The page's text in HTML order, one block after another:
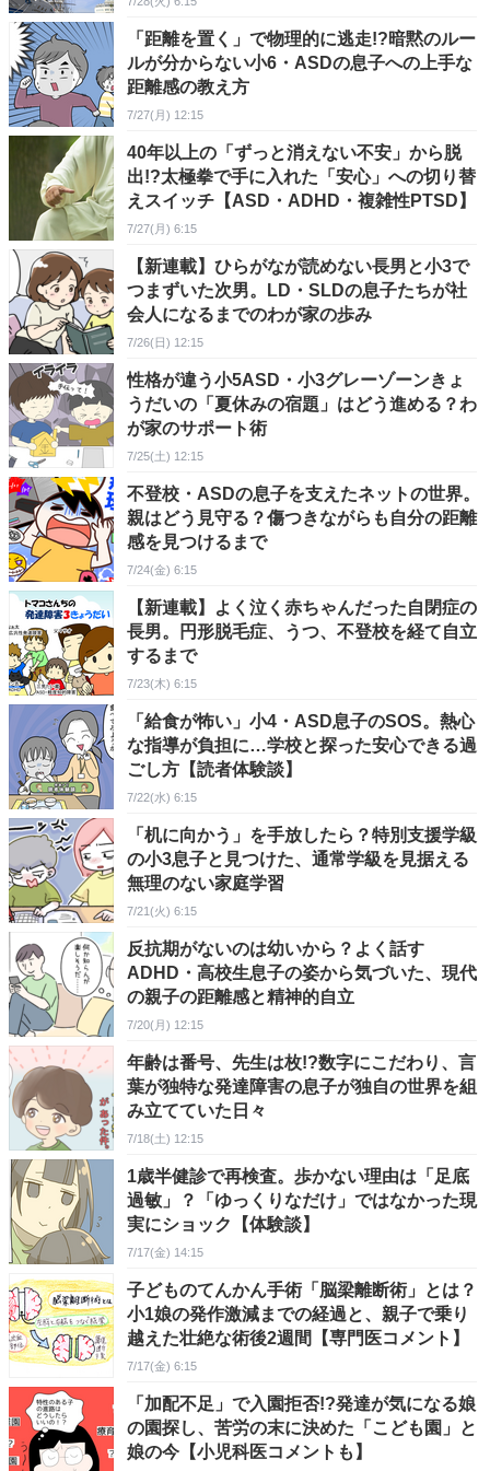
「距離を置く」で物理的に逃走!?暗黙のルー
ルが分からない小6・ASDの息子への上手な
距離感の教え方
7/27(月) 12:15
40年以上の「ずっと消えない不安」から脱
出!?太極拳で手に入れた「安心」への切り替
えスイッチ【ASD・ADHD・複雑性PTSD】
7/27(月) 6:15
【新連載】ひらがなが読めない長男と小3で
つまずいた次男。LD・SLDの息子たちが社
会人になるまでのわが家の歩み
7/26(日) 12:15
性格が違う小5ASD・小3グレーゾーンきょ
うだいの「夏休みの宿題」はどう進める？わ
が家のサポート術
7/25(土) 12:15
不登校・ASDの息子を支えたネットの世界。
親はどう見守る？傷つきながらも自分の距離
感を見つけるまで
7/24(金) 6:15
【新連載】よく泣く赤ちゃんだった自閉症の
長男。円形脱毛症、うつ、不登校を経て自立
するまで
7/23(木) 6:15
「給食が怖い」小4・ASD息子のSOS。熱心
な指導が負担に…学校と探った安心できる過
ごし方【読者体験談】
7/22(水) 6:15
「机に向かう」を手放したら？特別支援学級
の小3息子と見つけた、通常学級を見据える
無理のない家庭学習
7/21(火) 6:15
反抗期がないのは幼いから？よく話す
ADHD・高校生息子の姿から気づいた、現代
の親子の距離感と精神的自立
7/20(月) 12:15
年齢は番号、先生は枚!?数字にこだわり、言
葉が独特な発達障害の息子が独自の世界を組
み立てていた日々
7/18(土) 12:15
1歳半健診で再検査。歩かない理由は「足底
過敏」？「ゆっくりなだけ」ではなかった現
実にショック【体験談】
7/17(金) 14:15
子どものてんかん手術「脳梁離断術」とは？
小1娘の発作激減までの経過と、親子で乗り
越えた壮絶な術後2週間【専門医コメント】
7/17(金) 6:15
「加配不足」で入園拒否!?発達が気になる娘
の園探し、苦労の末に決めた「こども園」と
娘の今【小児科医コメントも】